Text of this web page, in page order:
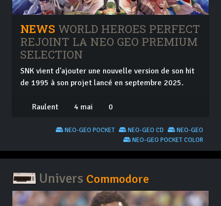
NEWS WORLD HEROES PERFECT
REJOINT LA NEO GEO PREMIUM
SELECTION
SNK vient d'ajouter une nouvelle version de son hit
de 1995 à son projet lancé en septembre 2025.
Raulent 4 mai 0
NEO-GEO
NEO-GEO CD
NEO-GEO POCKET
NEO-GEO POCKET COLOR
Univers Commodore